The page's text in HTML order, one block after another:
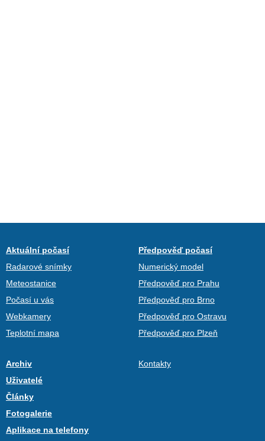
Aktuální počasí
Radarové snímky
Meteostanice
Počasí u vás
Webkamery
Teplotní mapa
Předpověď počasí
Numerický model
Předpověď pro Prahu
Předpověď pro Brno
Předpověď pro Ostravu
Předpověď pro Plzeň
Archiv
Uživatelé
Články
Fotogalerie
Aplikace na telefony
Kontakty